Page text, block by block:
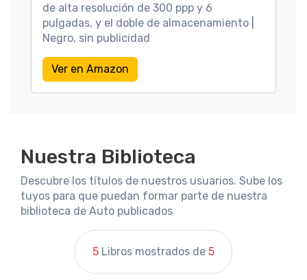
de alta resolución de 300 ppp y 6
pulgadas, y el doble de almacenamiento |
Negro, sin publicidad
Ver en Amazon
Nuestra Biblioteca
Descubre los títulos de nuestros usuarios. Sube los
tuyos para que puedan formar parte de nuestra
biblioteca de Auto publicados
5 Libros mostrados de 5